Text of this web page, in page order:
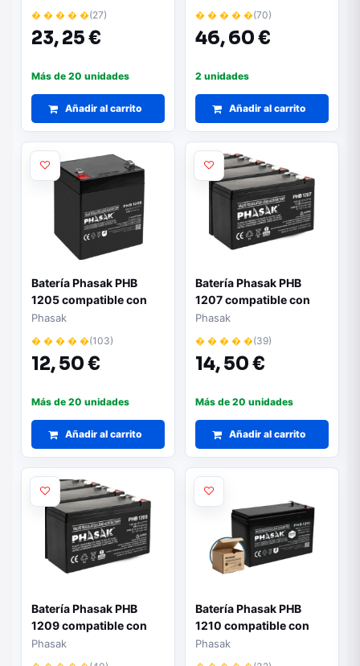
robusto | Ideal para
organización en
armarios rack
� � � � �(27)
23,25 €
Más de 20 unidades
Añadir al carrito
� � � � �(70)
46,60 €
2 unidades
Añadir al carrito
Batería Phasak PHB
1205 compatible con
SAI/UPS PHASAK según
especificaciones
Phasak
� � � � �(103)
12,50 €
Más de 20 unidades
Añadir al carrito
Batería Phasak PHB
1207 compatible con
SAI/UPS PHASAK según
especificaciones
Phasak
� � � � �(39)
14,50 €
Más de 20 unidades
Añadir al carrito
Batería Phasak PHB
1209 compatible con
SAI/UPS PHASAK según
especificaciones
Phasak
Batería Phasak PHB
1210 compatible con
SAI/UPS PHASAK según
especificaciones
Phasak